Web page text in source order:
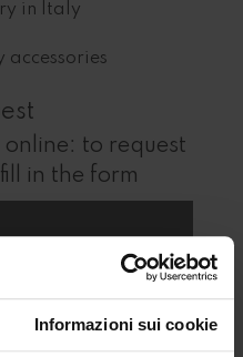
Informazioni sui cookie
in Italy
accessories
to request
in the form